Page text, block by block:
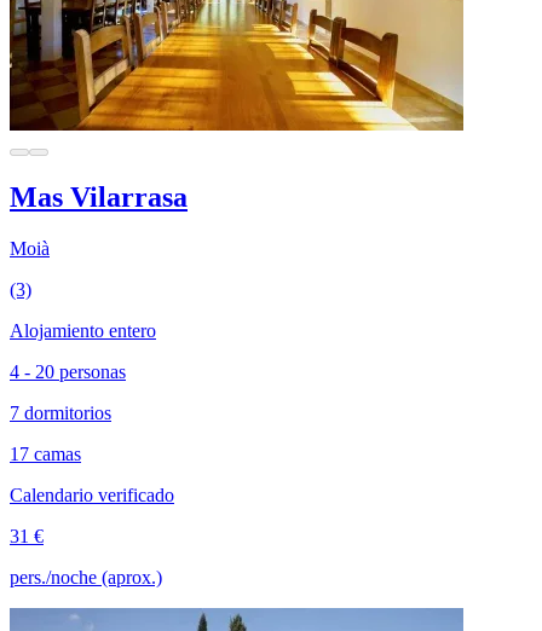
Mas Vilarrasa
Moià
(3)
Alojamiento entero
4 - 20 personas
7 dormitorios
17 camas
Calendario verificado
31 €
pers./noche (aprox.)